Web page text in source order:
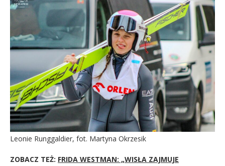
Leonie Runggaldier, fot. Martyna Okrzesik
ZOBACZ TEŻ: FRIDA WESTMAN: „WISŁA ZAJMUJE